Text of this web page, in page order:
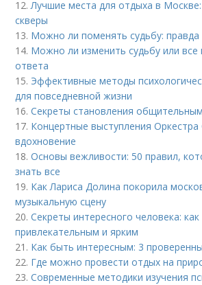
12.Лучшие места для отдыха в
скверы
13. Можно ли поменять судьбу:
14. Можно ли изменить судьбу или все
ответа
15. Эффективные методы
для повседневной жизни
16.Секреты становления
17. Концертные выступления Оркестра
вдохновение
18.Основы вежливости: 50 правил,
знать все
19. Как Лариса Долина покорила
музыкальную сцену
20.Секреты интересного человека: как
привлекательным и ярким
21. Как быть интересным: 3
22. Где можно провести отдых на
23.Современные методики изучения